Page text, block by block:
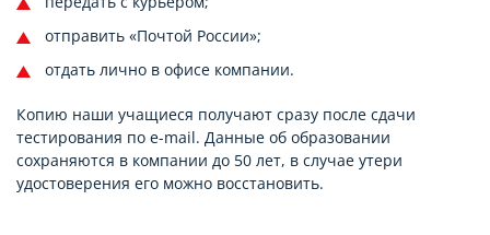
отправить «Почтой России»;
отдать лично в офисе компании.
Копию наши учащиеся получают сразу после сдачи
тестирования по e-mail. Данные об образовании
сохраняются в компании до 50 лет, в случае утери
удостоверения его можно восстановить.